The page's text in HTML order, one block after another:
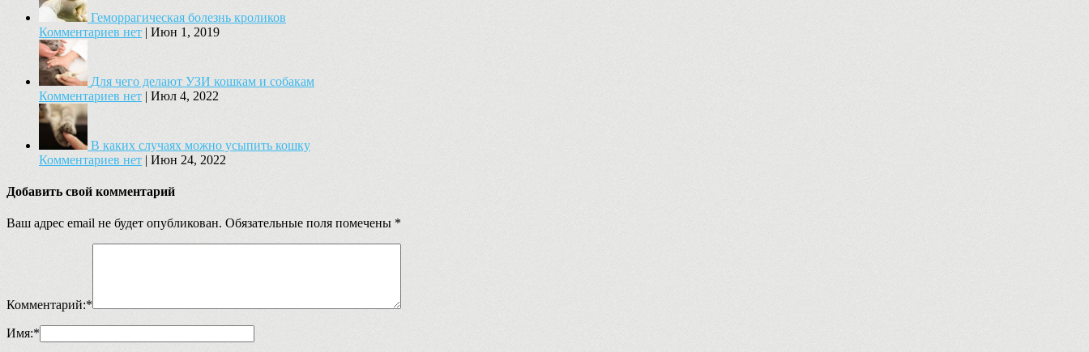
Геморрагическая болезнь кроликов
Комментариев нет | Июн 1, 2019
Для чего делают УЗИ кошкам и собакам
Комментариев нет | Июл 4, 2022
В каких случаях можно усыпить кошку
Комментариев нет | Июн 24, 2022
Добавить свой комментарий
Ваш адрес email не будет опубликован. Обязательные поля помечены *
Комментарий:*
Имя:*